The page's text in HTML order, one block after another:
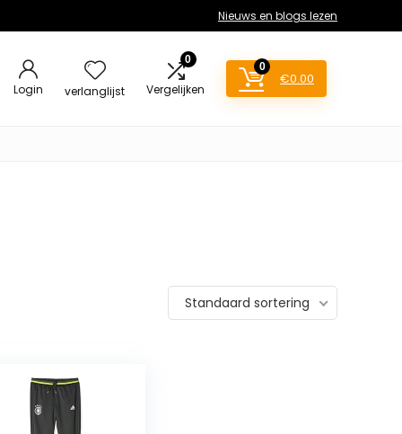
Nieuws en blogs lezen
Login verlanglijst
0
Vergelijken
0
€0.00
Standaard sortering